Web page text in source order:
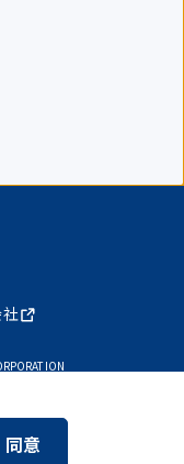
同意